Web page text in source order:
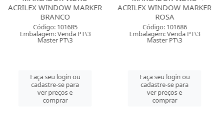
ACRILEX WINDOW MARKER
BRANCO
Código: 101685
Embalagem: Venda PT\3
Master PT\3
Faça seu login ou
cadastre-se para
ver preços e
comprar
ACRILEX WINDOW MARKER
ROSA
Código: 101686
Embalagem: Venda PT\3
Master PT\3
Faça seu login ou
cadastre-se para
ver preços e
comprar